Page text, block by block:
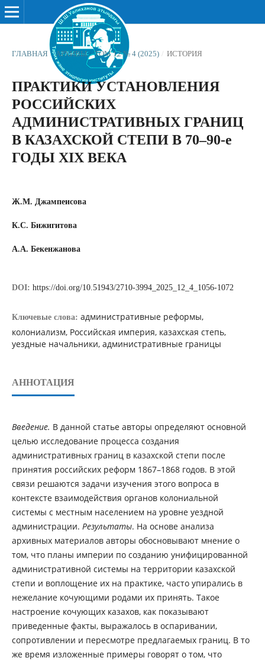
ГЛАВНАЯ / АРХИВЫ / ТОМ 12 № 4 (2025) / ИСТОРИЯ
ПРАКТИКИ УСТАНОВЛЕНИЯ
РОССИЙСКИХ
АДМИНИСТРАТИВНЫХ ГРАНИЦ
В КАЗАХСКОЙ СТЕПИ В 70–90-е
ГОДЫ XIX ВЕКА
Ж.М. Джампеисова
К.С. Бижигитова
А.А. Бекенжанова
DOI: https://doi.org/10.51943/2710-3994_2025_12_4_1056-1072
Ключевые слова: административные реформы,
колониализм, Российская империя, казахская степь,
уездные начальники, административные границы
АННОТАЦИЯ
Введение. В данной статье авторы определяют основной
целью исследование процесса создания
административных границ в казахской степи после
принятия российских реформ 1867–1868 годов. В этой
связи решаются задачи изучения этого вопроса в
контексте взаимодействия органов колониальной
системы с местным населением на уровне уездной
администрации. Результаты. На основе анализа
архивных материалов авторы обосновывают мнение о
том, что планы империи по созданию унифицированной
административной системы на территории казахской
степи и воплощение их на практике, часто упирались в
нежелание кочующими родами их принять. Такое
настроение кочующих казахов, как показывают
приведенные факты, выражалось в оспаривании,
сопротивлении и пересмотре предлагаемых границ. В то
же время изложенные примеры говорят о том, что